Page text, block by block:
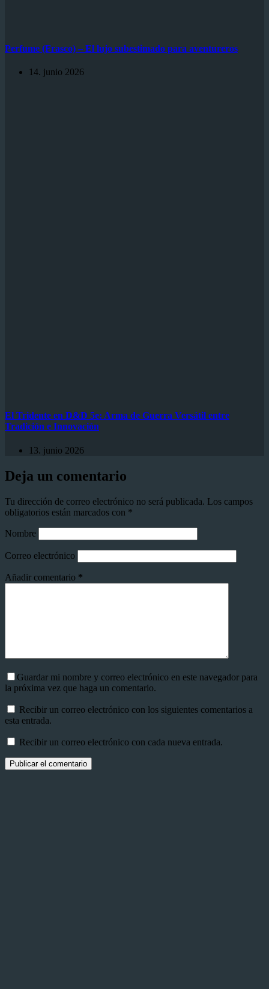
Perfume (Frasco) – El lujo subestimado para aventureros
14. junio 2026
El Tridente en D&D 5e: Arma de Guerra Versátil entre
Tradición e Innovación
13. junio 2026
Deja un comentario
Tu dirección de correo electrónico no será publicada. Los campos
obligatorios están marcados con *
Nombre
Correo electrónico
Añadir comentario *
Guardar mi nombre y correo electrónico en este navegador para
la próxima vez que haga un comentario.
Recibir un correo electrónico con los siguientes comentarios a
esta entrada.
Recibir un correo electrónico con cada nueva entrada.
Publicar el comentario